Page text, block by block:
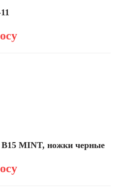
MINT, ножки черные